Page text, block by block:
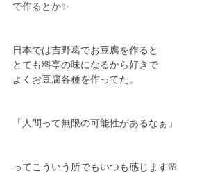
で作るとか✨
日本では吉野葛でお豆腐を作ると
とても料亭の味になるから好きで
よくお豆腐各種を作ってた。
「人間って無限の可能性があるなぁ」
ってこういう所でもいつも感じます🌸